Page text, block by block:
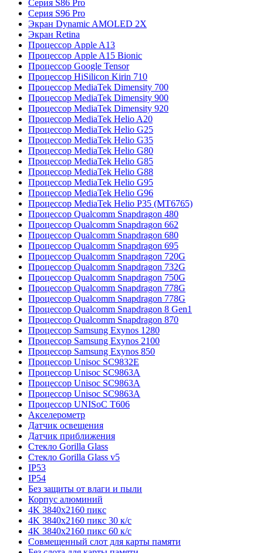
Серия S86 Pro
Серия S96 Pro
Экран Dynamic AMOLED 2X
Экран Retina
Процессор Apple A13
Процессор Apple A15 Bionic
Процессор Google Tensor
Процессор HiSilicon Kirin 710
Процессор MediaTek Dimensity 700
Процессор MediaTek Dimensity 900
Процессор MediaTek Dimensity 920
Процессор MediaTek Helio A20
Процессор MediaTek Helio G25
Процессор MediaTek Helio G35
Процессор MediaTek Helio G80
Процессор MediaTek Helio G85
Процессор MediaTek Helio G88
Процессор MediaTek Helio G95
Процессор MediaTek Helio G96
Процессор MediaTek Helio P35 (MT6765)
Процессор Qualcomm Snapdragon 480
Процессор Qualcomm Snapdragon 662
Процессор Qualcomm Snapdragon 680
Процессор Qualcomm Snapdragon 695
Процессор Qualcomm Snapdragon 720G
Процессор Qualcomm Snapdragon 732G
Процессор Qualcomm Snapdragon 750G
Процессор Qualcomm Snapdragon 778G
Процессор Qualcomm Snapdragon 778G
Процессор Qualcomm Snapdragon 8 Gen1
Процессор Qualcomm Snapdragon 870
Процессор Samsung Exynos 1280
Процессор Samsung Exynos 2100
Процессор Samsung Exynos 850
Процессор Unisoc SC9832E
Процессор Unisoc SC9863A
Процессор Unisoc SC9863A
Процессор Unisoc SC9863A
Процессор UNISoC T606
Акселерометр
Датчик освещения
Датчик приближения
Стекло Gorilla Glass
Стекло Gorilla Glass v5
IP53
IP54
Без защиты от влаги и пыли
Корпус алюминий
4K 3840x2160 пикс
4K 3840x2160 пикс 30 к/с
4K 3840x2160 пикс 60 к/с
Совмещенный слот для карты памяти